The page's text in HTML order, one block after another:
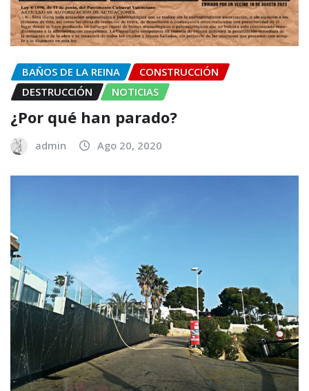
BAÑOS DE LA REINA
CONSTRUCCIÓN
DESTRUCCIÓN
NOTICIAS
¿Por qué han parado?
admin Ago 20, 2020